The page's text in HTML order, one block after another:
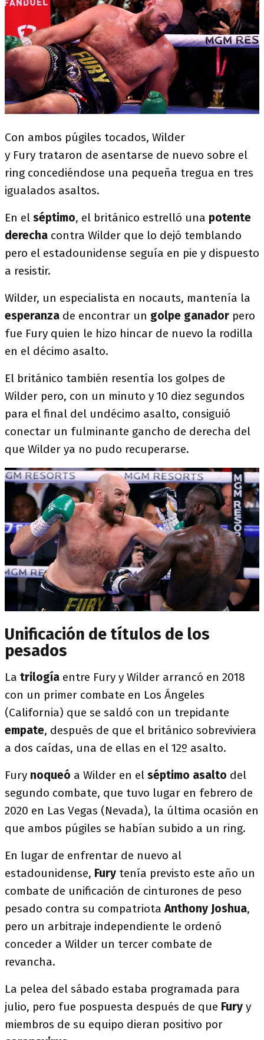
Con ambos púgiles tocados, Wilder
y Fury trataron de asentarse de nuevo sobre el
ring concediéndose una pequeña tregua en tres
igualados asaltos.
En el séptimo, el británico estrelló una potente
derecha contra Wilder que lo dejó temblando
pero el estadounidense seguía en pie y dispuesto
a resistir.
Wilder, un especialista en nocauts, mantenía la
esperanza de encontrar un golpe ganador pero
fue Fury quien le hizo hincar de nuevo la rodilla
en el décimo asalto.
El británico también resentía los golpes de
Wilder pero, con un minuto y 10 diez segundos
para el final del undécimo asalto, consiguió
conectar un fulminante gancho de derecha del
que Wilder ya no pudo recuperarse.
Unificación de títulos de los
pesados
La trilogía entre Fury y Wilder arrancó en 2018
con un primer combate en Los Ángeles
(California) que se saldó con un trepidante
empate, después de que el británico sobreviviera
a dos caídas, una de ellas en el 12º asalto.
Fury noqueó a Wilder en el séptimo asalto del
segundo combate, que tuvo lugar en febrero de
2020 en Las Vegas (Nevada), la última ocasión en
que ambos púgiles se habían subido a un ring.
En lugar de enfrentar de nuevo al
estadounidense, Fury tenía previsto este año un
combate de unificación de cinturones de peso
pesado contra su compatriotaAnthony Joshua,
pero un arbitraje independiente le ordenó
conceder a Wilder un tercer combate de
revancha.
La pelea del sábado estaba programada para
julio, pero fue pospuesta después de que Fury y
miembros de su equipo dieran positivo por